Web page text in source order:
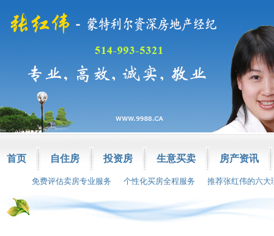
首页 自住房 投资房 生意买卖 房产资讯
免费评估卖房专业服务 个性化买房全程服务 推荐张红伟的六大